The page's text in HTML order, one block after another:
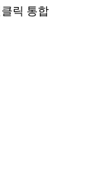
릭 통합